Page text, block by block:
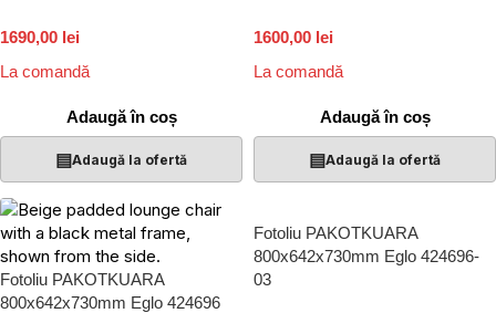
1690,00 lei
La comandă
Adaugă în coș
▤Adaugă la ofertă
1600,00 lei
La comandă
Adaugă în coș
▤Adaugă la ofertă
Fotoliu PAKOTKUARA
800x642x730mm Eglo 424696
Fotoliu PAKOTKUARA
800x642x730mm Eglo 424696-
03